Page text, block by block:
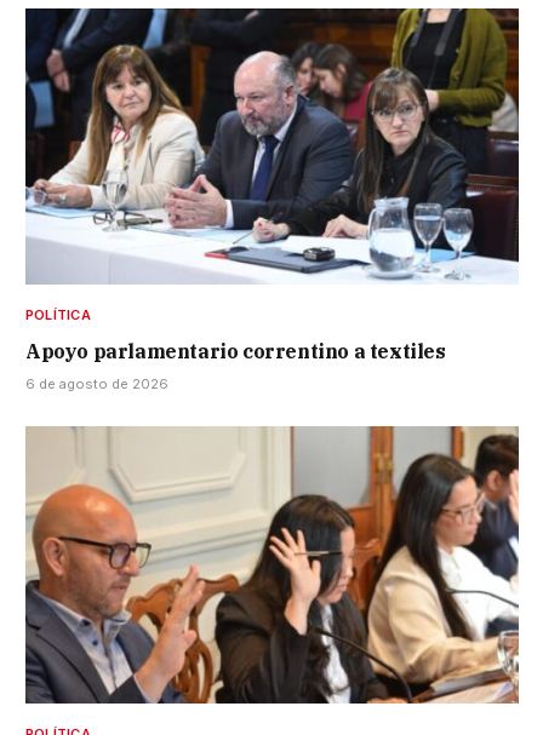
POLÍTICA
Apoyo parlamentario correntino a textiles
6 de agosto de 2026